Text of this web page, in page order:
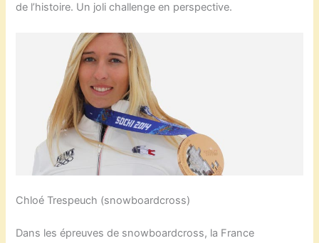
de l’histoire. Un joli challenge en perspective.
Chloé Trespeuch (snowboardcross)
Dans les épreuves de snowboardcross, la France